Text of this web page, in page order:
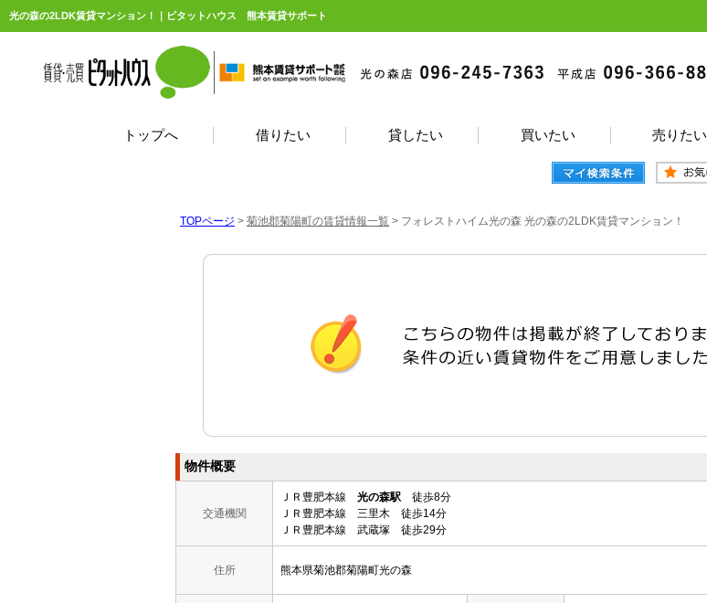
光の森の2LDK賃貸マンション！｜ピタットハウス 熊本賃貸サポート
トップへ 借りたい 貸したい 買いたい 売りたい
TOPページ > 菊池郡菊陽町の賃貸情報一覧 > フォレストハイム光の森 光の森の2LDK賃貸マンション！
物件概要
交通機関
ＪＲ豊肥本線 光の森駅 徒歩8分
ＪＲ豊肥本線 三里木 徒歩14分
ＪＲ豊肥本線 武蔵塚 徒歩29分
住所 熊本県菊池郡菊陽町光の森